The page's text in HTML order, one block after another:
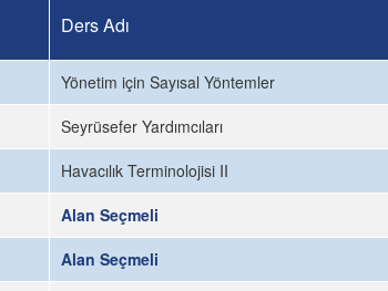
Ders Adı
Yönetim için Sayısal Yöntemler
Seyrüsefer Yardımcıları
Havacılık Terminolojisi II
Alan Seçmeli
Alan Seçmeli